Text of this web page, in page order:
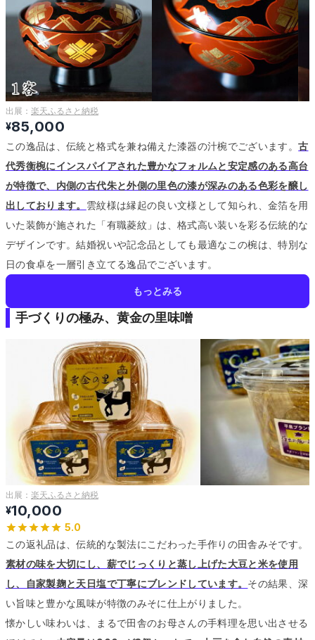
出展： 楽天ふるさと納税
¥85,000
この逸品は、伝統と格式を兼ね備えた漆器の汁椀でございます。古
代秀衡椀にインスパイアされた豊かなフォルムと安定感のある高台
が特徴で、内側の古代朱と外側の里色の漆が深みのある色彩を醸し
出しております。 雲紋様は縁起の良い文様として知られ、金箔を用
いた装飾が施された「有職菱紋」は、格式高い装いを彩る伝統的な
デザインです。結婚祝いや記念品としても最適なこの椀は、特別な
日の食卓を一層引き立てる逸品でございます。
もっとみる
手づくりの極み、黄金の里味噌
出展： 楽天ふるさと納税
¥10,000
5.0
この返礼品は、伝統的な製法にこだわった手作りの田舎みそです。
素材の味を大切にし、薪でじっくりと蒸し上げた大豆と米を使用
し、自家製麹と天日塩で丁寧にブレンドしています。 その結果、深
い旨味と豊かな風味が特徴のみそに仕上がりました。
懐かしい味わいは、まるで田舎のお母さんの手料理を思い出させる